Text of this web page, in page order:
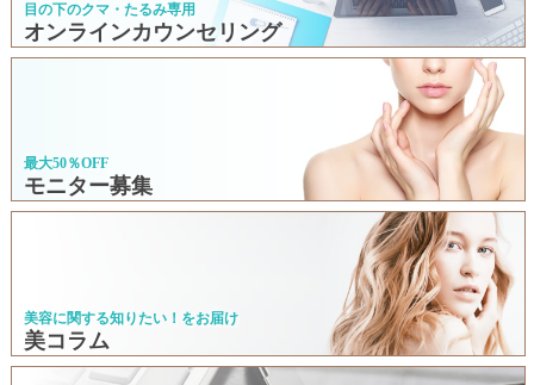
目の下のクマ・たるみ専用
オンラインカウンセリング
最大50％OFF
モニター募集
美容に関する知りたい！をお届け
美コラム